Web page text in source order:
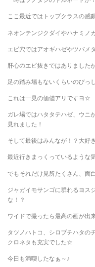
ここ最近ではトップクラスの感
ネオンテンジクダイやハナミノ
エビ穴ではアオギハゼやツバメ
肝心のエビ抜きではありました
足の踏み場もないくらいのびっ
これは一見の価値アリですヨ☆
ガレ場ではハタタテハゼ、ウニ
見れました！
そして最後はみんなが！？大好
最近行きまっくっているような
でもそれだけ見所たくさん、面
ジャガイモサンゴに群れるヨス
な！？
ワイドで撮ったら最高の画が出
タツノハトコ、シロブチハタの
クロネタも充実でした☆
今日も満喫したなぁ～♪